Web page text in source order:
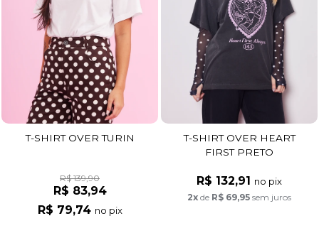
T-SHIRT OVER TURIN
R$ 139,90
R$ 83,94
R$ 79,74 no pix
T-SHIRT OVER HEART
FIRST PRETO
R$ 132,91 no pix
2x de R$ 69,95 sem juros